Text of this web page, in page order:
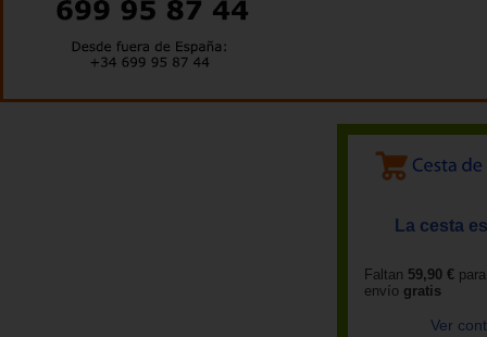
La cesta
Faltan 59,90 €
envío gratis
Ver